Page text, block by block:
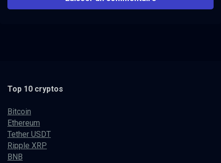
Top 10 cryptos
Bitcoin
Ethereum
Tether USDT
Ripple XRP
BNB